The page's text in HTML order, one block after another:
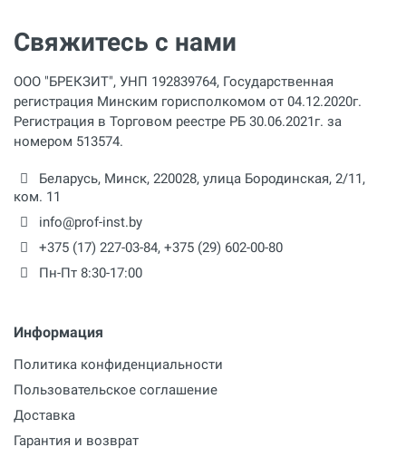
Свяжитесь с нами
ООО "БРЕКЗИТ", УНП 192839764, Государственная
регистрация Минским горисполкомом от 04.12.2020г.
Регистрация в Торговом реестре РБ 30.06.2021г. за
номером 513574.
Беларусь, Минск, 220028, улица Бородинская, 2/11,
ком. 11
info@prof-inst.by
+375 (17) 227-03-84, +375 (29) 602-00-80
Пн-Пт 8:30-17:00
Информация
Политика конфиденциальности
Пользовательское соглашение
Доставка
Гарантия и возврат